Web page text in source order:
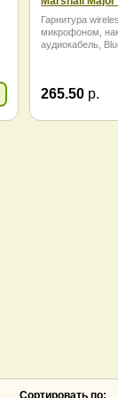
Гарнитура
микрофоном,
аудиокабель,
265.50 р.
Сортировать по: